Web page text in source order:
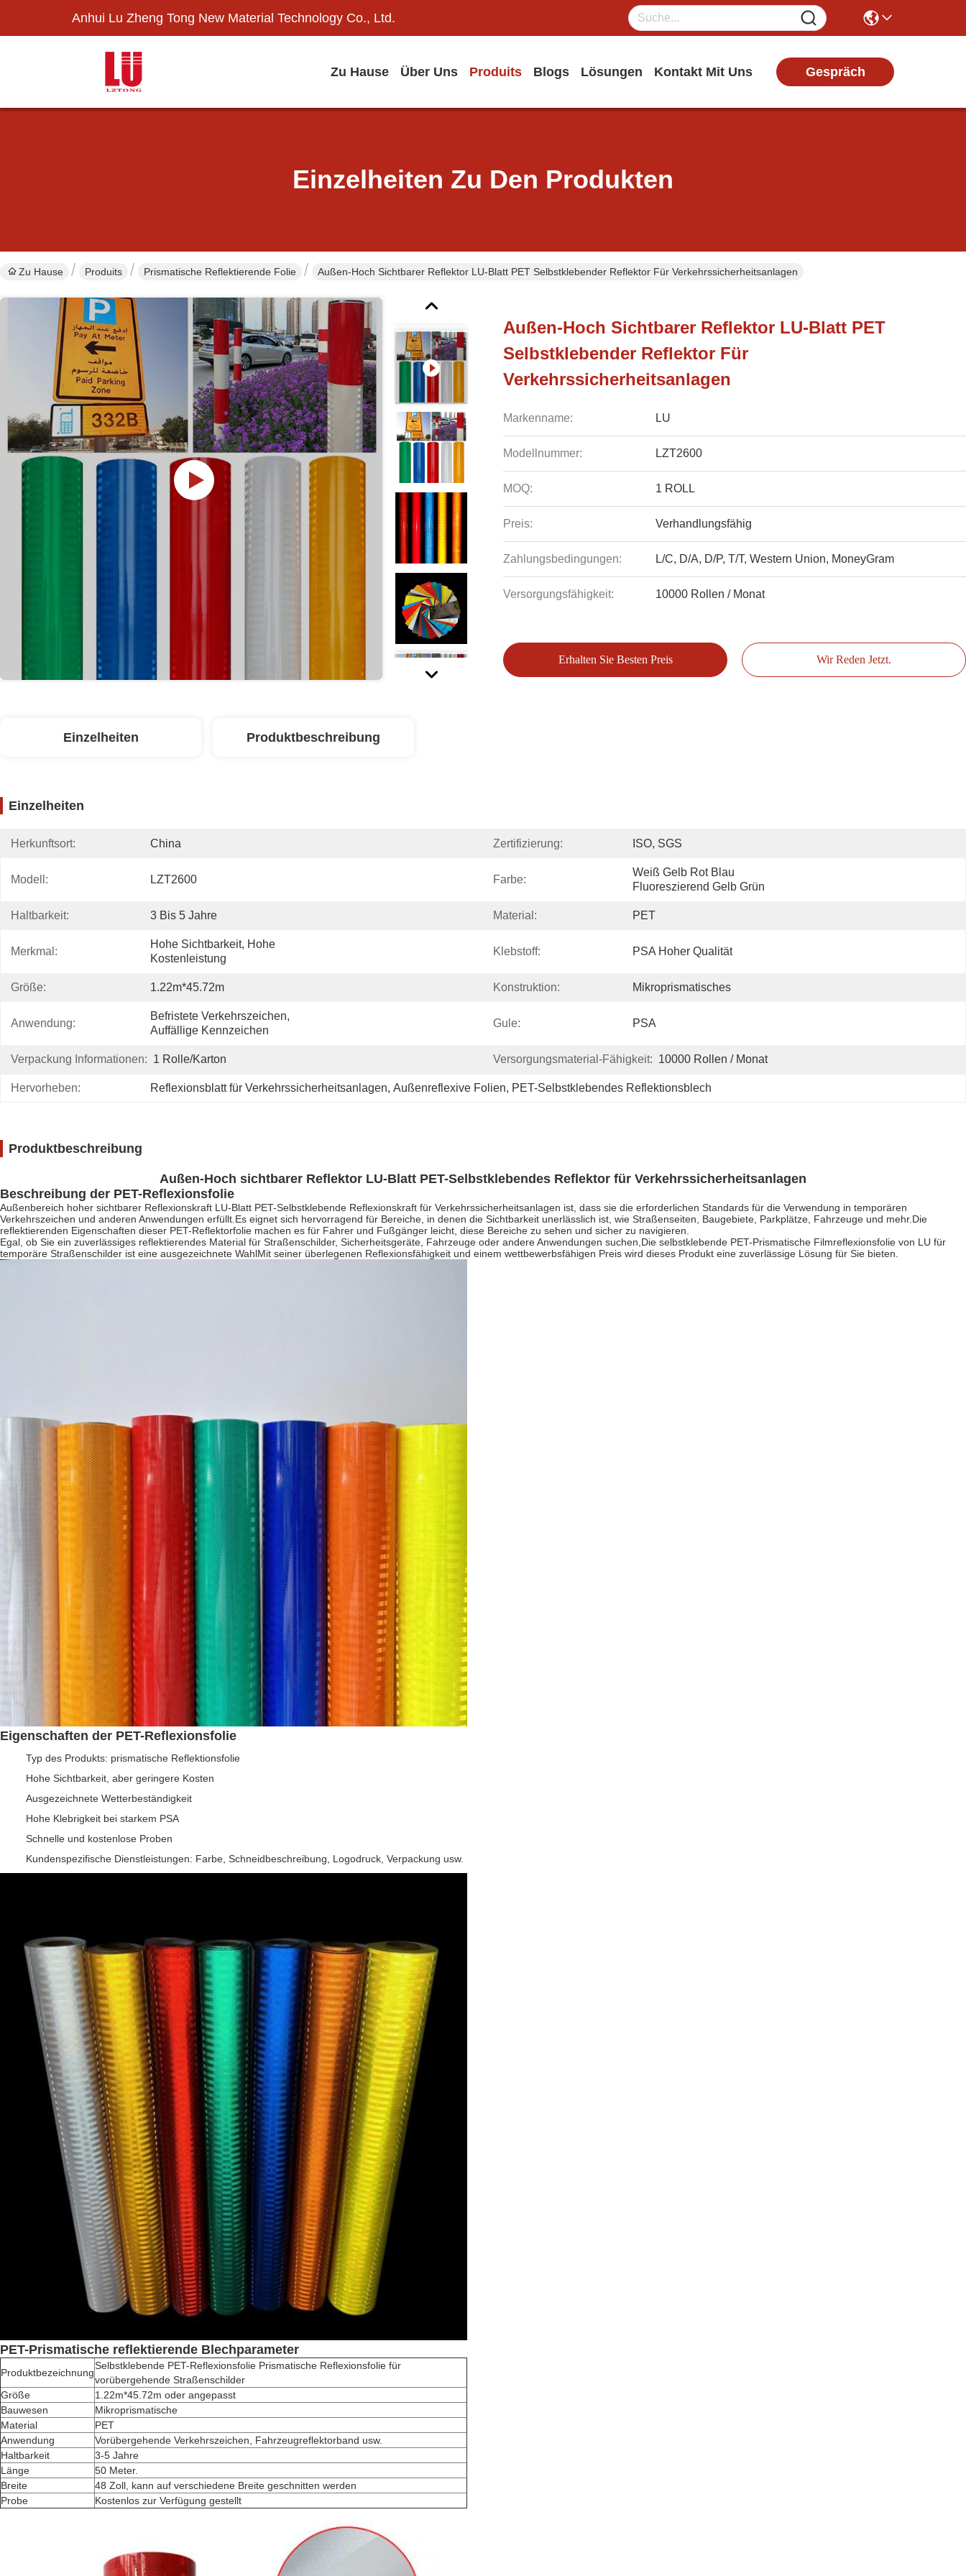
Anhui Lu Zheng Tong New Material Technology Co., Ltd.
Zu Hause Über Uns Produits Blogs Lösungen Kontakt Mit Uns Gespräch
Einzelheiten Zu Den Produkten
Zu Hause Produits Prismatische Reflektierende Folie Außen-Hoch Sichtbarer Reflektor LU-Blatt PET Selbstklebender Reflektor Für Verkehrssicherheitsanlagen
Außen-Hoch Sichtbarer Reflektor LU-Blatt PET
Selbstklebender Reflektor Für
Verkehrssicherheitsanlagen
Markenname: LU
Modellnummer: LZT2600
MOQ: 1 ROLL
Preis: Verhandlungsfähig
Zahlungsbedingungen: L/C, D/A, D/P, T/T, Western Union, MoneyGram
Versorgungsfähigkeit: 10000 Rollen / Monat
Erhalten Sie Besten Preis Wir Reden Jetzt.
Einzelheiten Produktbeschreibung
Einzelheiten
Herkunftsort: China Zertifizierung: ISO, SGS
Modell: LZT2600 Farbe:
Weiß Gelb Rot Blau
Fluoreszierend Gelb Grün
Haltbarkeit: 3 Bis 5 Jahre Material: PET
Merkmal:
Hohe Sichtbarkeit, Hohe
Kostenleistung
Klebstoff: PSA Hoher Qualität
Größe: 1.22m*45.72m Konstruktion: Mikroprismatisches
Anwendung:
Befristete Verkehrszeichen,
Auffällige Kennzeichen
Gule: PSA
Verpackung Informationen: 1 Rolle/Karton Versorgungsmaterial-Fähigkeit: 10000 Rollen / Monat
Hervorheben: Reflexionsblatt für Verkehrssicherheitsanlagen, Außenreflexive Folien, PET-Selbstklebendes Reflektionsblech
Produktbeschreibung
Außen-Hoch sichtbarer Reflektor LU-Blatt PET-Selbstklebendes Reflektor für Verkehrssicherheitsanlagen
Beschreibung der PET-Reflexionsfolie
Außenbereich hoher sichtbarer Reflexionskraft LU-Blatt PET-Selbstklebende Reflexionskraft für Verkehrssicherheitsanlagen ist, dass sie die erforderlichen Standards für die Verwendung in temporären
Verkehrszeichen und anderen Anwendungen erfüllt.Es eignet sich hervorragend für Bereiche, in denen die Sichtbarkeit unerlässlich ist, wie Straßenseiten, Baugebiete, Parkplätze, Fahrzeuge und mehr.Die
reflektierenden Eigenschaften dieser PET-Reflektorfolie machen es für Fahrer und Fußgänger leicht, diese Bereiche zu sehen und sicher zu navigieren.
Egal, ob Sie ein zuverlässiges reflektierendes Material für Straßenschilder, Sicherheitsgeräte, Fahrzeuge oder andere Anwendungen suchen,Die selbstklebende PET-Prismatische Filmreflexionsfolie von LU für
temporäre Straßenschilder ist eine ausgezeichnete WahlMit seiner überlegenen Reflexionsfähigkeit und einem wettbewerbsfähigen Preis wird dieses Produkt eine zuverlässige Lösung für Sie bieten.
Eigenschaften der PET-Reflexionsfolie
Typ des Produkts: prismatische Reflektionsfolie
Hohe Sichtbarkeit, aber geringere Kosten
Ausgezeichnete Wetterbeständigkeit
Hohe Klebrigkeit bei starkem PSA
Schnelle und kostenlose Proben
Kundenspezifische Dienstleistungen: Farbe, Schneidbeschreibung, Logodruck, Verpackung usw.
PET-Prismatische reflektierende Blechparameter
Produktbezeichnung
Selbstklebende PET-Reflexionsfolie Prismatische Reflexionsfolie für
vorübergehende Straßenschilder
Größe
1.22m*45.72m oder angepasst
Bauwesen
Mikroprismatische
Material
PET
Anwendung
Vorübergehende Verkehrszeichen, Fahrzeugreflektorband usw.
Haltbarkeit
3-5 Jahre
Länge
50 Meter.
Breite
48 Zoll, kann auf verschiedene Breite geschnitten werden
Probe
Kostenlos zur Verfügung gestellt